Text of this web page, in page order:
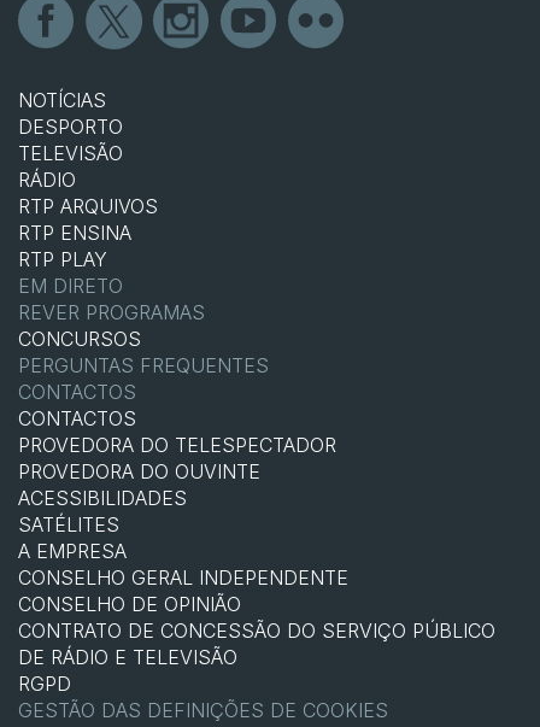
NOTÍCIAS
DESPORTO
TELEVISÃO
RÁDIO
RTP ARQUIVOS
RTP ENSINA
RTP PLAY
EM DIRETO
REVER PROGRAMAS
CONCURSOS
PERGUNTAS FREQUENTES
CONTACTOS
CONTACTOS
PROVEDORA DO TELESPECTADOR
PROVEDORA DO OUVINTE
ACESSIBILIDADES
SATÉLITES
A EMPRESA
CONSELHO GERAL INDEPENDENTE
CONSELHO DE OPINIÃO
CONTRATO DE CONCESSÃO DO SERVIÇO PÚBLICO
DE RÁDIO E TELEVISÃO
RGPD
GESTÃO DAS DEFINIÇÕES DE COOKIES